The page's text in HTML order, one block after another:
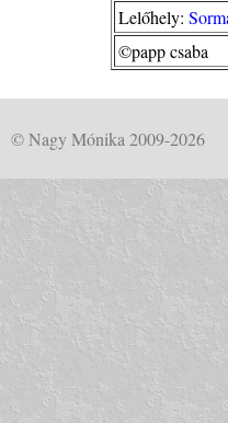
Lelőhely:
©papp csaba
© Nagy Mónika 2009-2026